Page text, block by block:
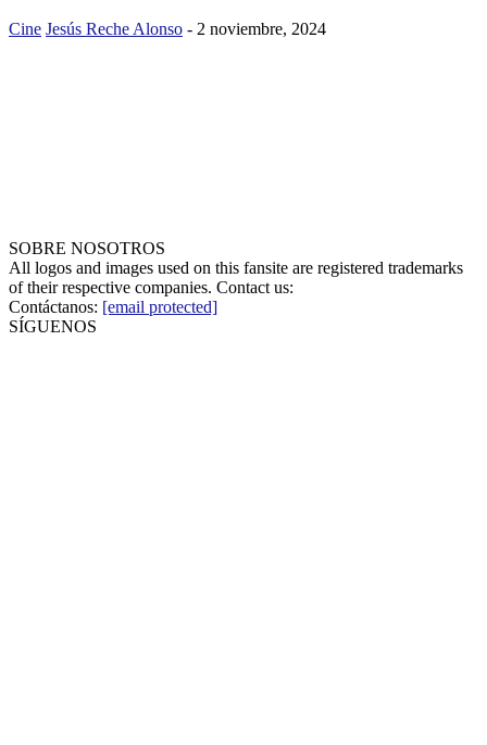
Cine Jesús Reche Alonso - 2 noviembre, 2024
SOBRE NOSOTROS
All logos and images used on this fansite are registered trademarks
of their respective companies. Contact us:
Contáctanos: [email protected]
SÍGUENOS